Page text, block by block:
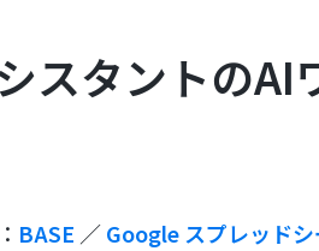
スタントのAI
BASE ／Google スプレッドシ